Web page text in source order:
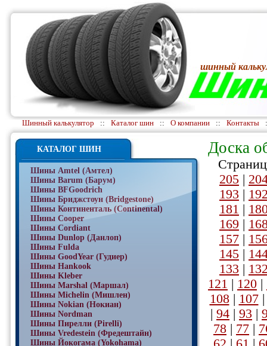
шинный
Шинный калькулятор :: Каталог шин :: О компании :: Контакты
КАТАЛОГ ШИН
Шины Amtel (Амтел)
Шины Barum (Барум)
Шины BFGoodrich
Шины Бриджстоун (Bridgestone)
Шины Континенталь (Continental)
Шины Cooper
Шины Cordiant
Шины Dunlop (Данлоп)
Шины Fulda
Шины GoodYear (Гудиер)
Шины Hankook
Шины Kleber
Шины Marshal (Маршал)
Шины Michelin (Мишлен)
Шины Nokian (Нокиан)
Шины Nordman
Шины Пирелли (Pirelli)
Шины Vredestein (Фредештайн)
Шины Йокогама (Yokohama)
Доска
205 |
193 |
181 |
169 |
157 |
145 |
133 |
121 | 120 |
108| 107
| 94 | 93 |
78 | 77 |